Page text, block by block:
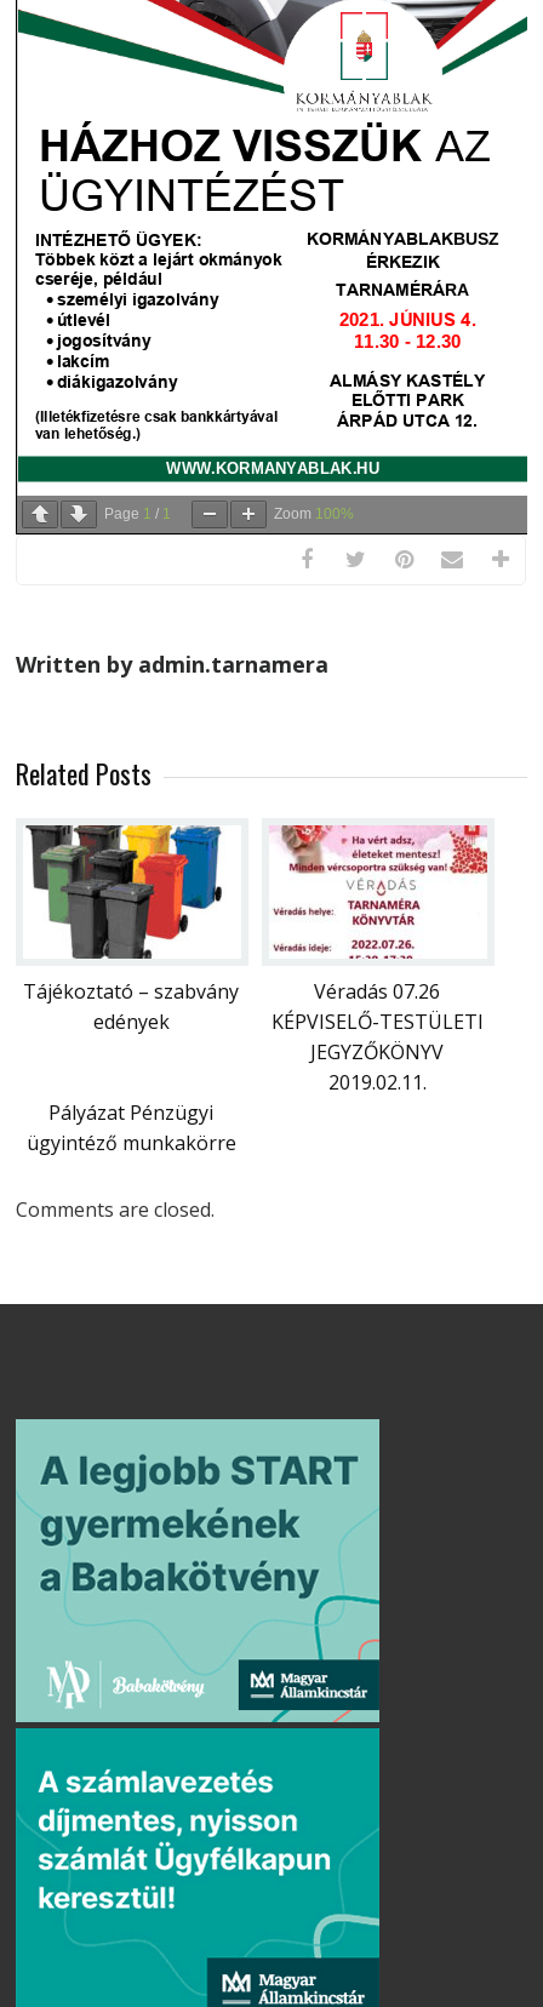
Page 1 / 1 Zoom 100%
Written by admin.tarnamera
Related Posts
Tájékoztató – szabvány
edények
Véradás 07.26
KÉPVISELŐ-TESTÜLETI
JEGYZŐKÖNYV
2019.02.11.
Pályázat Pénzügyi
ügyintéző munkakörre
Comments are closed.